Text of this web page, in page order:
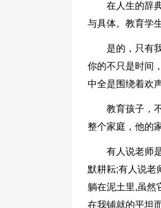
在人生的辞
与具体。教育学
是的，只有
你的不只是时间
中全是围绕着欢
教育孩子，
整个家庭，他的
有人说老师
默耕耘;有人说老
躺在泥土里,虽然
在我铺就的平坦